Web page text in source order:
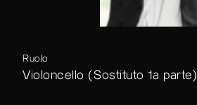
Ruolo
Violoncello (Sostituto 1a parte)